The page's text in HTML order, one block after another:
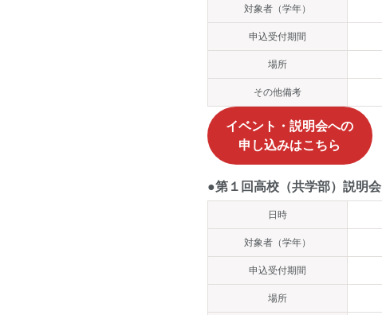
対象者（学年）
申込受付期間
場所
その他備考
イベント・説明会への
申し込みはこちら
●第１回高校（共学部）説明会
日時
対象者（学年）
申込受付期間
場所